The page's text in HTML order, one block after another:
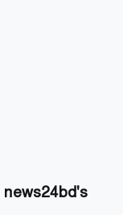
news24bd's